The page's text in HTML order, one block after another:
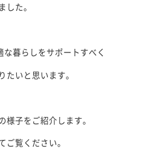
た。
暮らしをサポートすべく
たいと思います。
様子をご紹介します。
覧ください。